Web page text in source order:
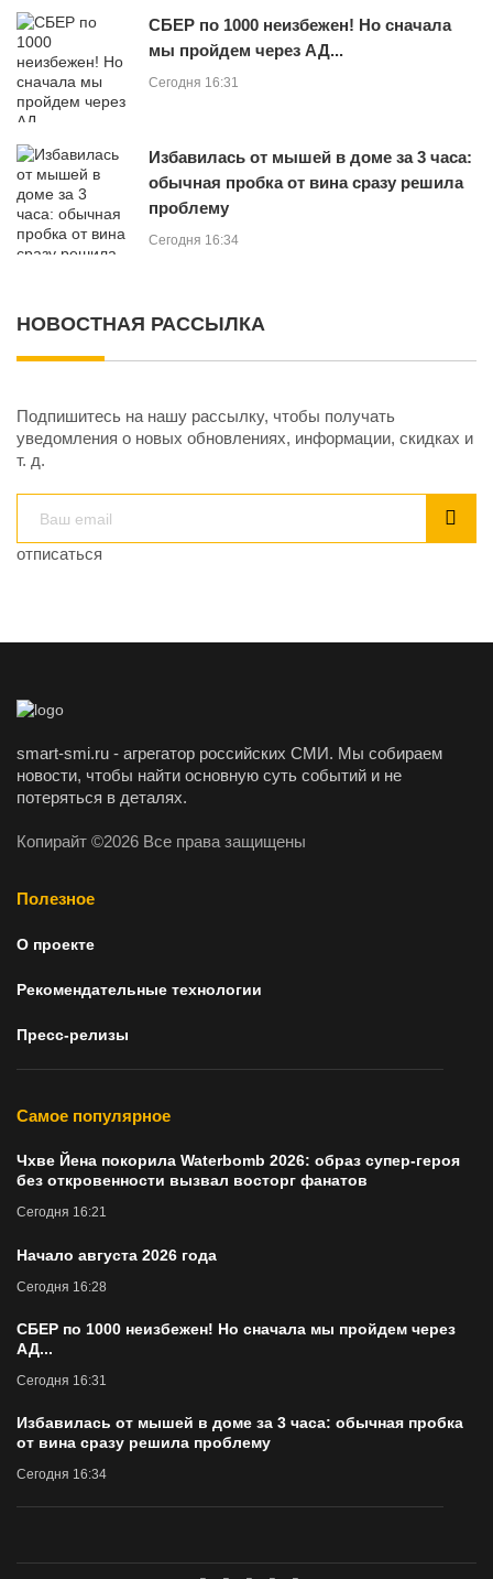
СБЕР по 1000 неизбежен! Но сначала
мы пройдем через АД...
Сегодня 16:31
Избавилась от мышей в доме за 3 часа:
обычная пробка от вина сразу решила
проблему
Сегодня 16:34
НОВОСТНАЯ РАССЫЛКА
Подпишитесь на нашу рассылку, чтобы получать
уведомления о новых обновлениях, информации, скидках и
т. д.
отписаться
smart-smi.ru - агрегатор российских СМИ. Мы собираем
новости, чтобы найти основную суть событий и не
потеряться в деталях.
Копирайт ©2026 Все права защищены
Полезное
О проекте
Рекомендательные технологии
Пресс-релизы
Самое популярное
Чхве Йена покорила Waterbomb 2026: образ супер-героя
без откровенности вызвал восторг фанатов
Сегодня 16:21
Начало августа 2026 года
Сегодня 16:28
СБЕР по 1000 неизбежен! Но сначала мы пройдем через
АД...
Сегодня 16:31
Избавилась от мышей в доме за 3 часа: обычная пробка
от вина сразу решила проблему
Сегодня 16:34